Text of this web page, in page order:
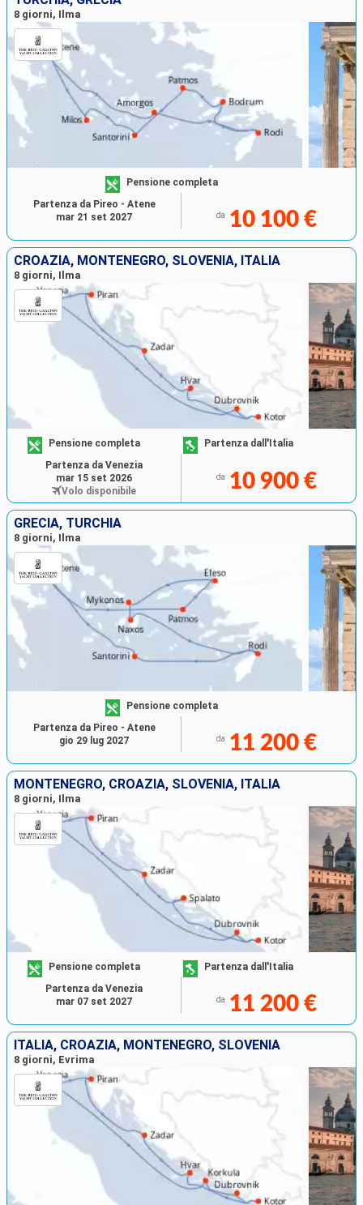
8 giorni, Ilma
Pensione completa
da 10 100 €
Partenza da Pireo - Atene
mar 21 set 2027
CROAZIA, MONTENEGRO, SLOVENIA, ITALIA
8 giorni, Ilma
Pensione completa Partenza dall'Italia
da 10 900 €
Partenza da Venezia
mar 15 set 2026
Volo disponibile
GRECIA, TURCHIA
8 giorni, Ilma
Pensione completa
da 11 200 €
Partenza da Pireo - Atene
gio 29 lug 2027
MONTENEGRO, CROAZIA, SLOVENIA, ITALIA
8 giorni, Ilma
Pensione completa Partenza dall'Italia
da 11 200 €
Partenza da Venezia
mar 07 set 2027
ITALIA, CROAZIA, MONTENEGRO, SLOVENIA
8 giorni, Evrima